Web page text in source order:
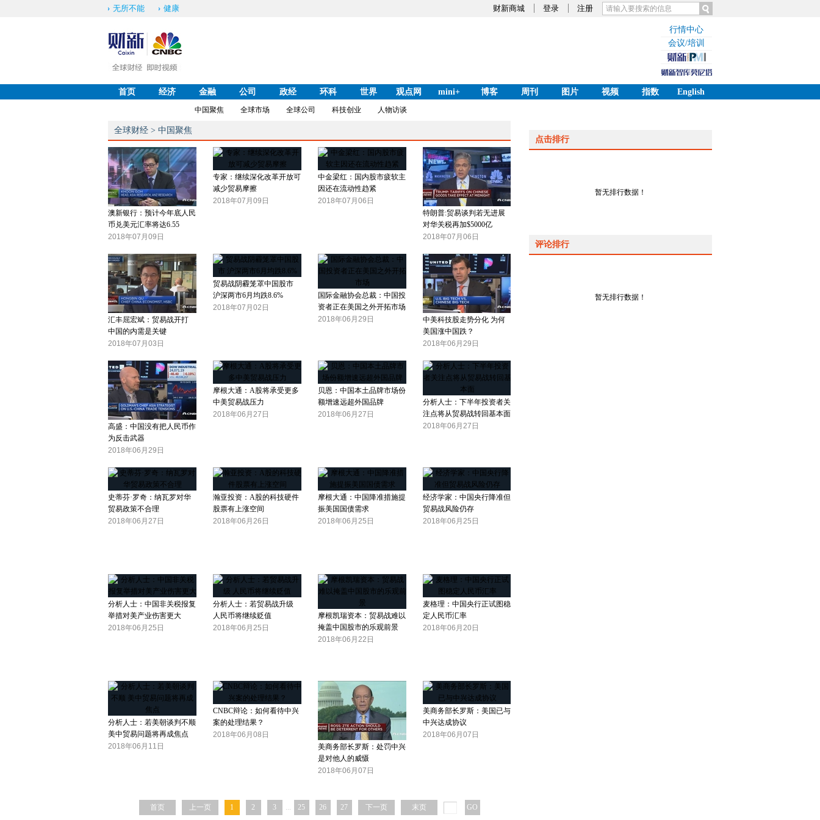
财新商城 登录 注册
无所不能 健康
行情中心
会议/培训
首页 经济 金融 公司 政经 环科 世界 观点网 mini+ 博客 周刊 图片 视频 指数 English
中国聚焦 全球市场 全球公司 科技创业 人物访谈
全球财经 > 中国聚焦
澳新银行：预计今年底人民
币兑美元汇率将达6.55
2018年07月09日
专家：继续深化改革开放可
减少贸易摩擦
2018年07月09日
中金梁红：国内股市疲软主
因还在流动性趋紧
2018年07月06日
特朗普:贸易谈判若无进展
对华关税再加$5000亿
2018年07月06日
汇丰屈宏斌：贸易战开打
中国的内需是关键
2018年07月03日
贸易战阴霾笼罩中国股市
沪深两市6月均跌8.6%
2018年07月02日
国际金融协会总裁：中国投
资者正在美国之外开拓市场
2018年06月29日
中美科技股走势分化 为何
美国涨中国跌？
2018年06月29日
高盛：中国没有把人民币作
为反击武器
2018年06月29日
摩根大通：A股将承受更多
中美贸易战压力
2018年06月27日
贝恩：中国本土品牌市场份
额增速远超外国品牌
2018年06月27日
分析人士：下半年投资者关
注点将从贸易战转回基本面
2018年06月27日
史蒂芬·罗奇：纳瓦罗对华
贸易政策不合理
2018年06月27日
瀚亚投资：A股的科技硬件
股票有上涨空间
2018年06月26日
摩根大通：中国降准措施提
振美国国债需求
2018年06月25日
经济学家：中国央行降准但
贸易战风险仍存
2018年06月25日
分析人士：中国非关税报复
举措对美产业伤害更大
2018年06月25日
分析人士：若贸易战升级
人民币将继续贬值
2018年06月25日
摩根凯瑞资本：贸易战难以
掩盖中国股市的乐观前景
2018年06月22日
麦格理：中国央行正试图稳
定人民币汇率
2018年06月20日
分析人士：若美朝谈判不顺
美中贸易问题将再成焦点
2018年06月11日
CNBC辩论：如何看待中兴
案的处理结果？
2018年06月08日
美商务部长罗斯：处罚中兴
是对他人的威慑
2018年06月07日
美商务部长罗斯：美国已与
中兴达成协议
2018年06月07日
首页 上一页 1 2 3 ... 25 26 27 下一页 末页 GO
点击排行
暂无排行数据！
评论排行
暂无排行数据！